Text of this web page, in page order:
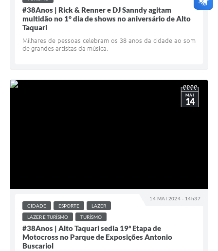
#38Anos | Rick & Renner e DJ Sanndy agitam
multidão no 1° dia de shows no aniversário de Alto
Taquari
Milhares de pessoas celebram os 38 anos da cidade ao som
de grandes artistas da música.
14 MAI 2024 - 14h37
MAI
14
CIDADE ESPORTE
LAZER
LAZER E TURÍSMO
TURÍSMO
#38Anos | Alto Taquari sedia 19ª Etapa de
Motocross no Parque de Exposições Antonio
Buscariol